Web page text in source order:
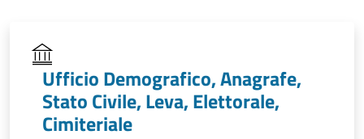
Ufficio Demografico, Anagrafe,
Stato Civile, Leva, Elettorale,
Cimiteriale